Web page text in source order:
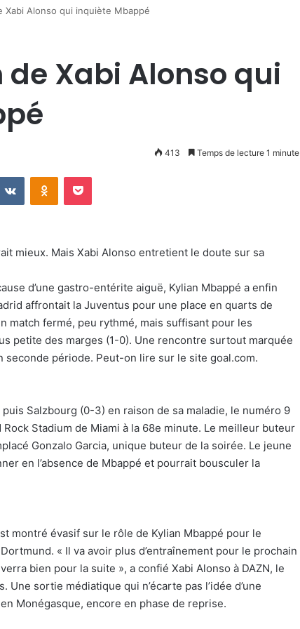
Xabi Alonso qui inquiète Mbappé
Xabi Alonso qui
413 Temps de lecture 1 minute
VKontakteOdnoklassniki
Pocket
mieux. Mais Xabi Alonso entretient le doute sur sa
d’une gastro-entérite aiguë, Kylian Mbappé a enfin
affrontait la Juventus pour une place en quarts de
match fermé, peu rythmé, mais suffisant pour les
petite des marges (1-0). Une rencontre surtout marquée
seconde période. Peut-on lire sur le site goal.com.
Salzbourg (0-3) en raison de sa maladie, le numéro 9
Stadium de Miami à la 68e minute. Le meilleur buteur
Gonzalo Garcia, unique buteur de la soirée. Le jeune
en l’absence de Mbappé et pourrait bousculer la
montré évasif sur le rôle de Kylian Mbappé pour le
« Il va avoir plus d’entraînement pour le prochain
bien pour la suite », a confié Xabi Alonso à DAZN, le
sortie médiatique qui n’écarte pas l’idée d’une
Monégasque, encore en phase de reprise.